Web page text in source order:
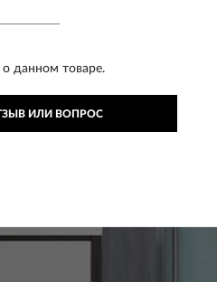
данном товаре.
ИЛИ ВОПРОС